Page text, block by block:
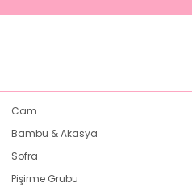
Cam
Bambu & Akasya
Sofra
Pişirme Grubu